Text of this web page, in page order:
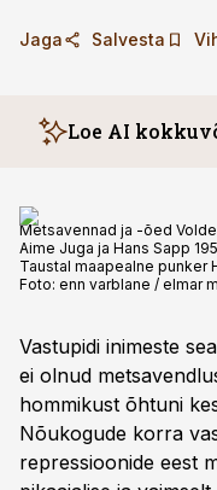
Jaga Salvesta
Loe AI
Metsavennad ja -õed
Aime Juga ja Hans Sapp
Taustal maapealne punker
Foto: enn varblane / elmar
Vastupidi inimeste
ei olnud
hommikust õhtuni
Nõukogude korra
repressioonide eest